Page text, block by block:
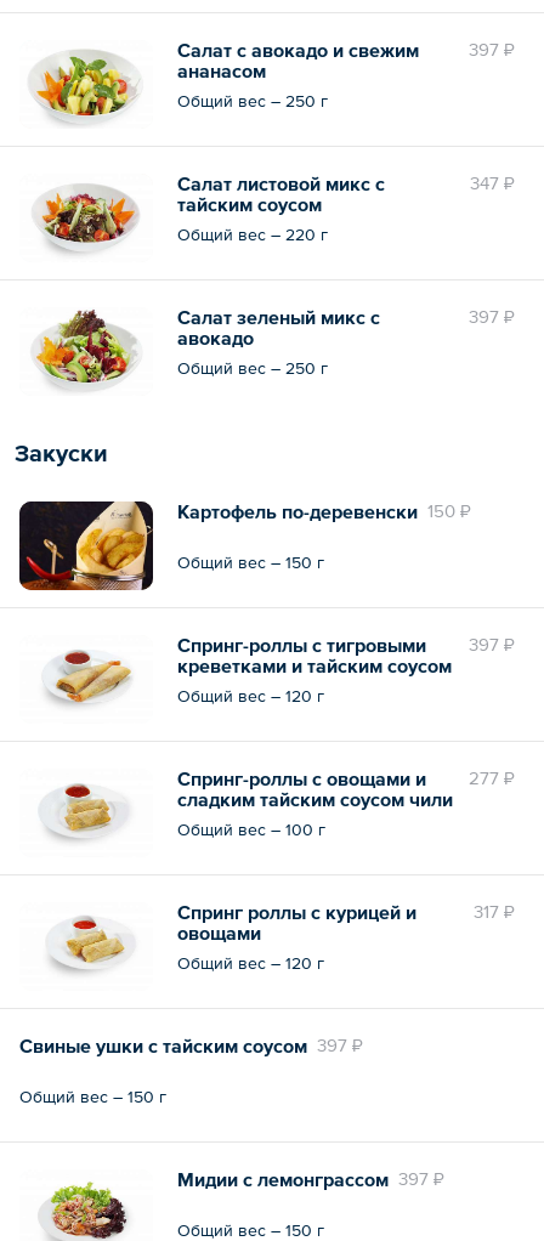
397 ₽
Салат с авокадо и свежим
ананасом
Общий вес – 250 г
347 ₽
Салат листовой микс с
тайским соусом
Общий вес – 220 г
397 ₽
Салат зеленый микс с
авокадо
Общий вес – 250 г
Закуски
150 ₽
Картофель по-деревенски
Общий вес – 150 г
397 ₽
Спринг-роллы с тигровыми
креветками и тайским соусом
чили
Общий вес – 120 г
277 ₽
Спринг-роллы с овощами и
сладким тайским соусом чили
Общий вес – 100 г
317 ₽
Спринг роллы с курицей и
овощами
Общий вес – 120 г
397 ₽
Свиные ушки с тайским соусом
Общий вес – 150 г
397 ₽
Мидии с лемонграссом
Общий вес – 150 г